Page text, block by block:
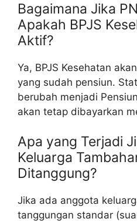
Bagaimana Jika
Apakah BPJS
Aktif?
Ya, BPJS Kesehatan
yang sudah pensiun.
berubah menjadi
akan tetap dibayarkan
Apa yang Terjadi
Keluarga
Ditanggung?
Jika ada anggota
tanggungan standar